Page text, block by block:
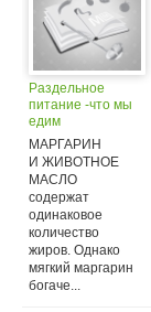
Раздельное
питание -что мы
едим
МАРГАРИН
И ЖИВОТНОЕ
МАСЛО
содержат
одинаковое
количество
жиров. Однако
мягкий маргарин
богаче...